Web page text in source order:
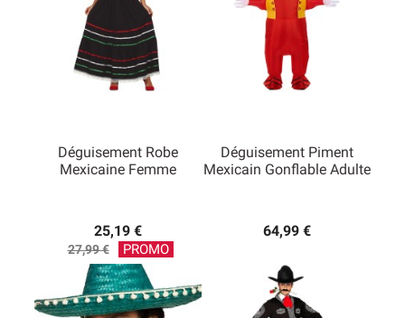
Déguisement Robe
Mexicaine Femme
25,19 €
Prix
base
27,99 € PROMO
Déguisement Piment
Mexicain Gonflable Adulte
64,99 €